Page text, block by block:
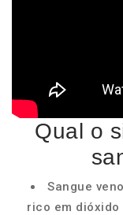
Qual o
Sangue
rico em